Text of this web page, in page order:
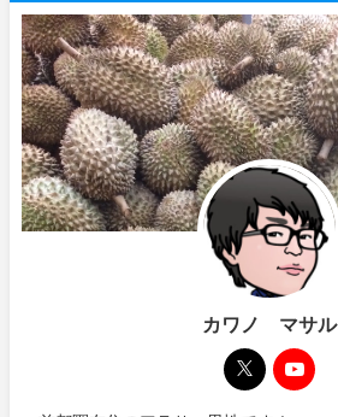
カワノ マサル